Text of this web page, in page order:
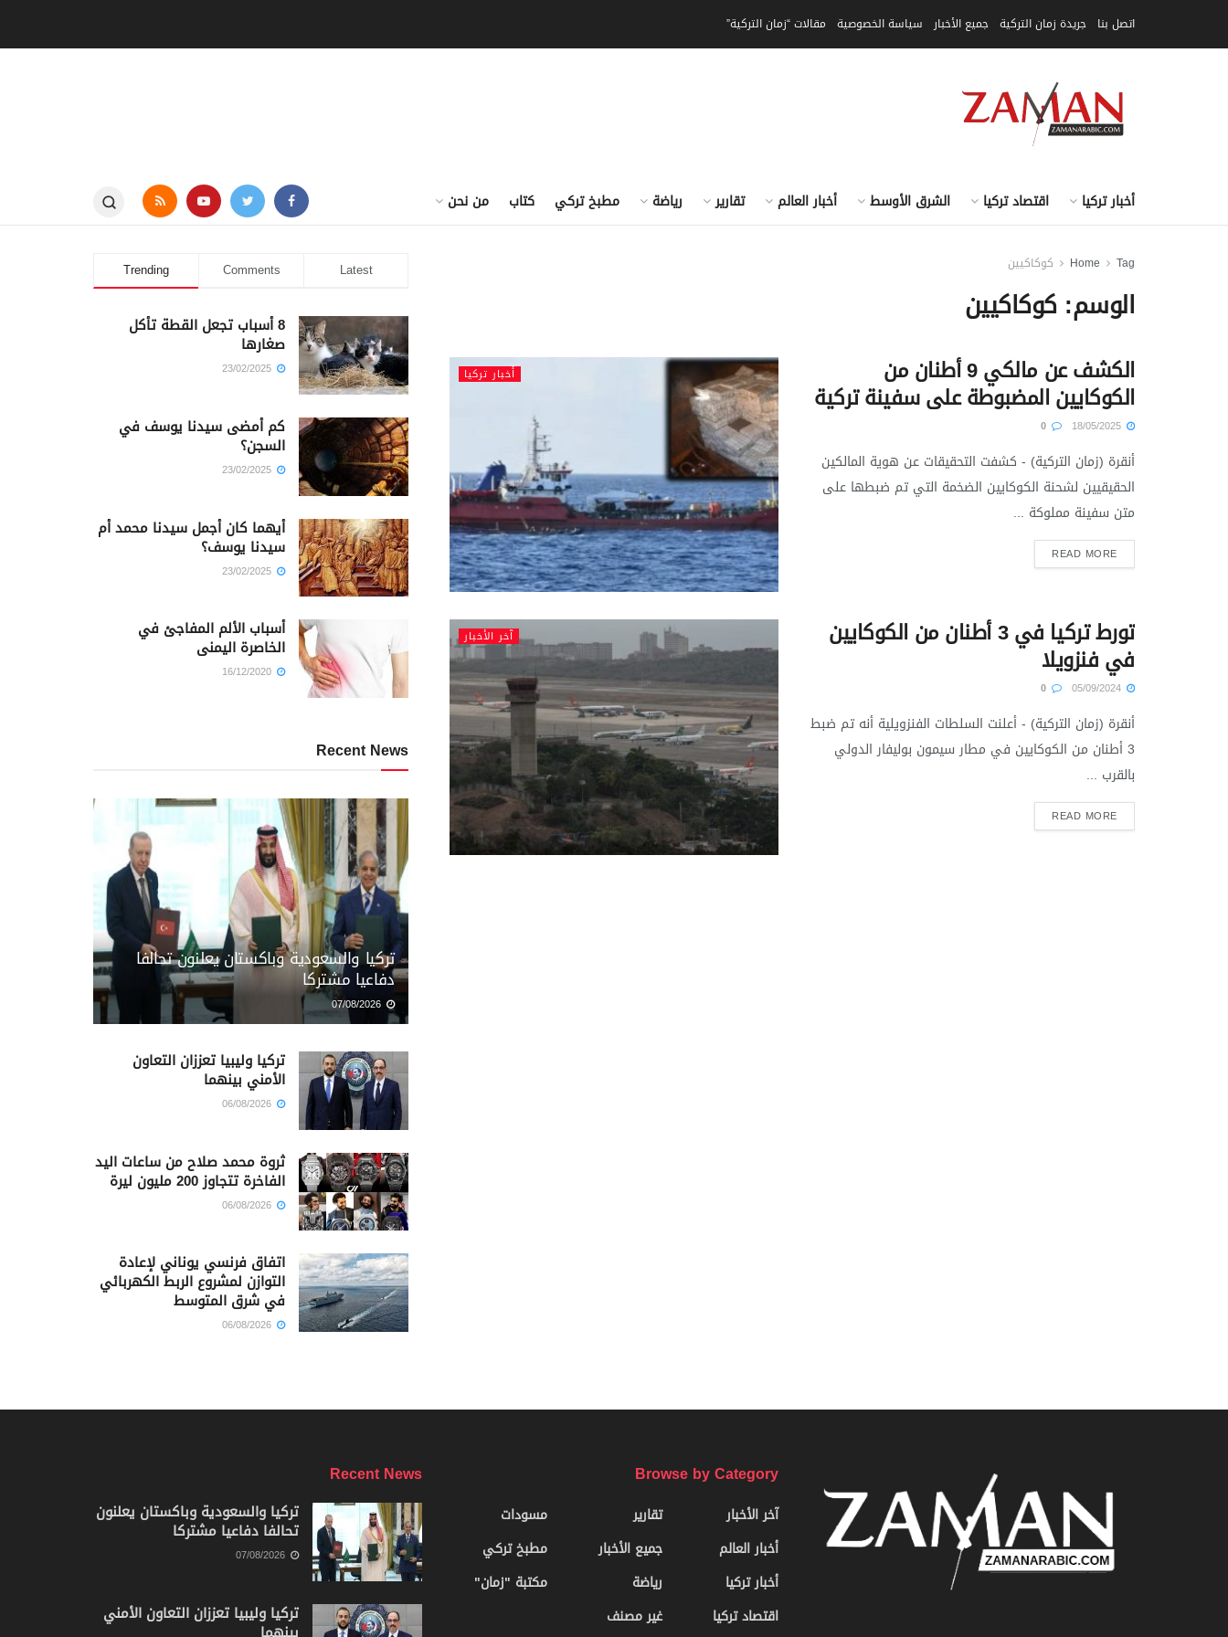
اتصل بنا جريدة زمان التركية جميع الأخبار سياسة الخصوصية مقالات “زمان التركية”
أخبار تركيا اقتصاد تركيا الشرق الأوسط أخبار العالم تقارير رياضة مطبخ تركي كتاب من نحن
Home Tag كوكاكيين
الوسم: كوكاكيين
أخبار تركيا الكشف عن مالكي 9 أطنان من
الكوكايين المضبوطة على سفينة تركية
أنقرة (زمان التركية) - كشفت التحقيقات عن هوية المالكين
الحقيقيين لشحنة الكوكايين الضخمة التي تم ضبطها على
متن سفينة مملوكة ...
READ MORE
آخر الأخبار تورط تركيا في 3 أطنان من الكوكايين
في فنزويلا
أنقرة (زمان التركية) - أعلنت السلطات الفنزويلية أنه تم ضبط
3 أطنان من الكوكايين في مطار سيمون بوليفار الدولي
بالقرب ...
READ MORE
Trending Comments Latest
8 أسباب تجعل القطة تأكل
صغارها
كم أمضى سيدنا يوسف في
السجن؟
أيهما كان أجمل سيدنا محمد أم
سيدنا يوسف؟
أسباب الألم المفاجئ في
الخاصرة اليمنى
Recent News
تركيا والسعودية وباكستان يعلنون تحالفا
دفاعيا مشتركا
تركيا وليبيا تعززان التعاون
الأمني بينهما
ثروة محمد صلاح من ساعات اليد
الفاخرة تتجاوز 200 مليون ليرة
اتفاق فرنسي يوناني لإعادة
التوازن لمشروع الربط الكهربائي
في شرق المتوسط
Browse by Category
آخر الأخبار
أخبار العالم
أخبار تركيا
اقتصاد تركيا
تقارير
جميع الأخبار
رياضة
غير مصنف
مسودات
مطبخ تركي
مكتبة "زمان"
Recent News
تركيا والسعودية وباكستان يعلنون
تحالفا دفاعيا مشتركا
تركيا وليبيا تعززان التعاون الأمني